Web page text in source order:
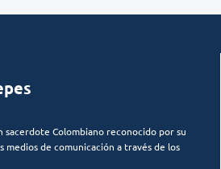
sacerdote Colombiano reconocido por su
medios de comunicación a través de los